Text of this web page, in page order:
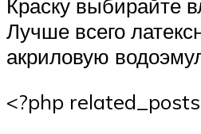
Краску выбирайте
Лучше всего
акриловую
<?php